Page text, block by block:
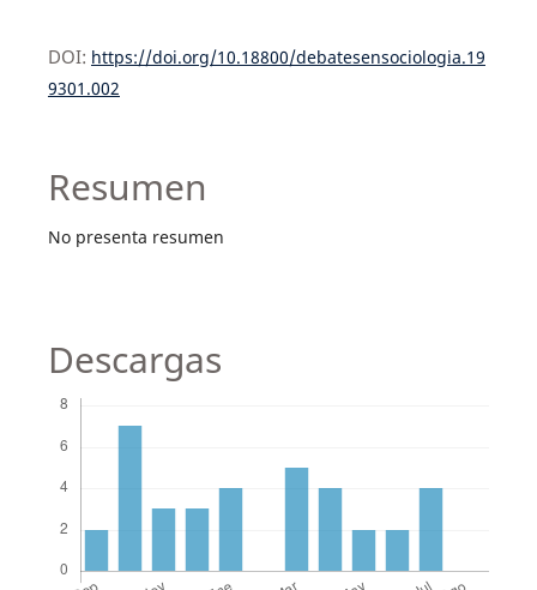
DOI: https://doi.org/10.18800/debatesensociologia.19
9301.002
Resumen
No presenta resumen
Descargas